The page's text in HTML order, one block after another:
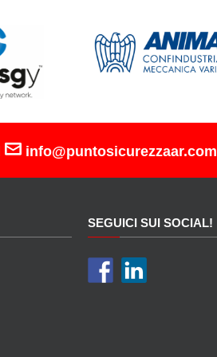
info@puntosicurezzaar.com
SEGUICI SUI SOCIAL!